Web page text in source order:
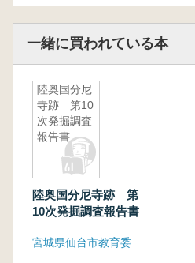
一緒に買われている本
陸奥国分尼
寺跡 第10
次発掘調査
報告書
陸奥国分尼寺跡 第
10次発掘調査報告書